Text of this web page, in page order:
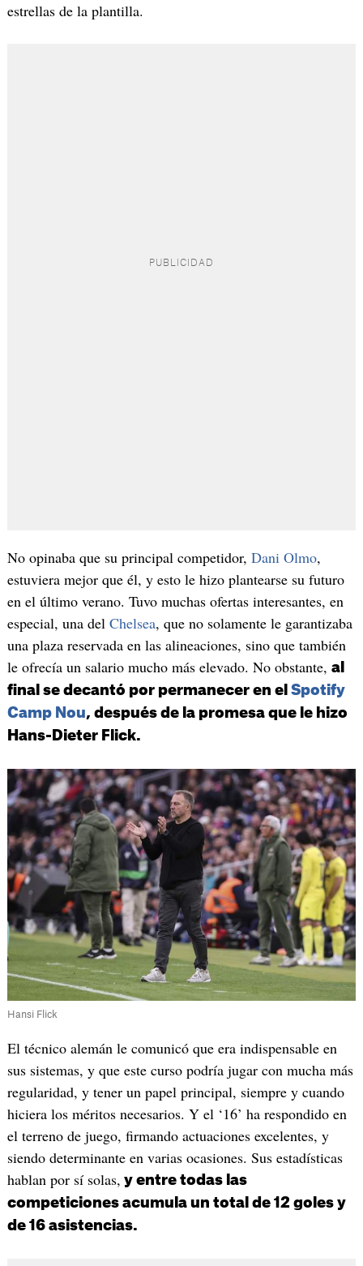
estrellas de la plantilla.
No opinaba que su principal competidor, Dani Olmo,
estuviera mejor que él, y esto le hizo plantearse su futuro
en el último verano. Tuvo muchas ofertas interesantes, en
especial, una del Chelsea, que no solamente le garantizaba
una plaza reservada en las alineaciones, sino que también
le ofrecía un salario mucho más elevado. No obstante, al
final se decantó por permanecer en el Spotify
Camp Nou, después de la promesa que le hizo
Hans-Dieter Flick.
Hansi Flick
El técnico alemán le comunicó que era indispensable en
sus sistemas, y que este curso podría jugar con mucha más
regularidad, y tener un papel principal, siempre y cuando
hiciera los méritos necesarios. Y el ‘16’ ha respondido en
el terreno de juego, firmando actuaciones excelentes, y
siendo determinante en varias ocasiones. Sus estadísticas
hablan por sí solas, y entre todas las
competiciones acumula un total de 12 goles y
de 16 asistencias.